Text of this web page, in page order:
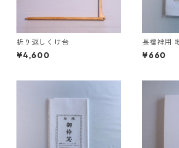
折り返しくけ台
¥4,600
長襦袢用
¥660